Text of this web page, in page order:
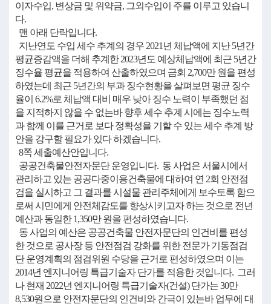
이자수입, 변상금 및 위약금, 그외수입이 주를 이루고 있습니
다.
맨 아래 단락입니다.
지난연도 수입 세수 추계의 경우 2021년 체납액에 지난 5년간
평균증감액을 더해 추계한 2023년도 예상체납액에 최근 5년간
징수율 평균을 적용하여 산출하였으며 금회 2,700만 원을 편성
하였는데 최근 5년간의 부과 징수현황을 살펴보면 평균 징수
율이 6.2%로 체납액 대비 매우 낮아 징수 노력이 부족했던 점
을 지적하지 않을 수 없는바 향후 세수 추계 시에는 징수노력
과 함께 이를 근거로 보다 정확성을 기할 수 있는 세수 추계 방
안을 강구할 필요가 있다 하겠습니다.
8쪽 세출예산안입니다.
공공건축물안전자문단 운영입니다. 동 사업은 서울시에서
관리하고 있는 공공다중이용건축물에 대하여 연 2회 안전점
검을 실시하고 그 결과를 시설물 관리주체에게 보수토록 함으
로써 시민에게 안전체감도를 향상시키고자 하는 것으로 전년
예산과 동일한 1,350만 원을 편성하였습니다.
동 사업의 예산은 공공건축물 안전자문단의 인건비를 편성
한 것으로 공사장 등 안전점검 강화를 위한 전문가 기동점검
단 운영계획의 점검위원 수당을 근거로 편성하였으며 이는
2014년 엔지니어링 특급기술자 단가를 적용한 것입니다. 그러
나 현재 2022년 엔지니어링 특급기술자(건설) 단가는 30만
8,530원으로 안전자문단의 인건비와 간극이 있는바 업무에 대